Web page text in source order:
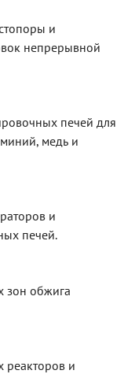
и
непрерывной
печей для
медь и
и
печей.
зон обжига
реакторов и